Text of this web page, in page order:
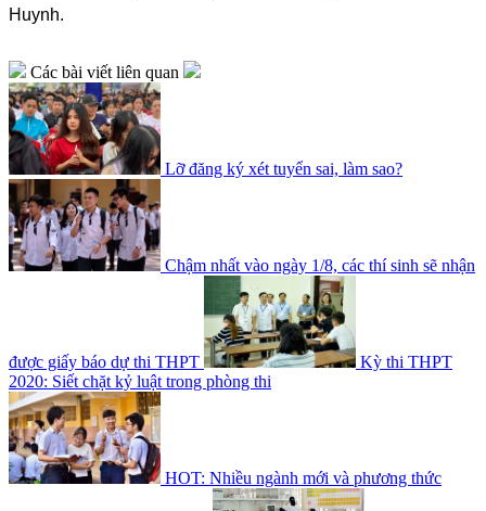
Huynh.
Các bài viết liên quan
Lỡ đăng ký xét tuyển sai, làm sao?
Chậm nhất vào ngày 1/8, các thí sinh sẽ nhận
được giấy báo dự thi THPT
Kỳ thi THPT
2020: Siết chặt kỷ luật trong phòng thi
HOT: Nhiều ngành mới và phương thức